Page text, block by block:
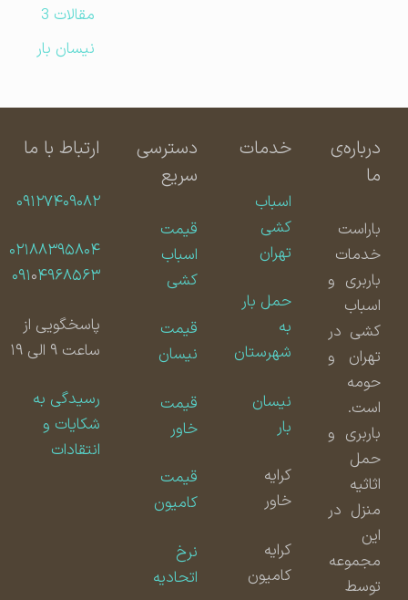
مقالات 3
نیسان بار
درباره‌ی
باراست
خدمات
باربری و
اسباب
کشی در
تهران و
حومه
است.
باربری و
حمل
اثاثیه
منزل در
مجموعه
توسط
خدمات
اسباب
کشی
تهران
حمل بار
شهرستان
نیسان
کامیون
دسترسی
سریع
قیمت
اسباب
کشی
قیمت
نیسان
قیمت
قیمت
کامیون
اتحادیه
ارتباط با ما
۰۹۱۲۷۴۰۹۰۸۲
۰۲۱۸۸۳۹۵۸۰۴
۰۹۱۰۴۹۶۸۵۶۳
پاسخگویی از
ساعت ۹ الی ۱۹
رسیدگی به
شکایات و
انتقادات